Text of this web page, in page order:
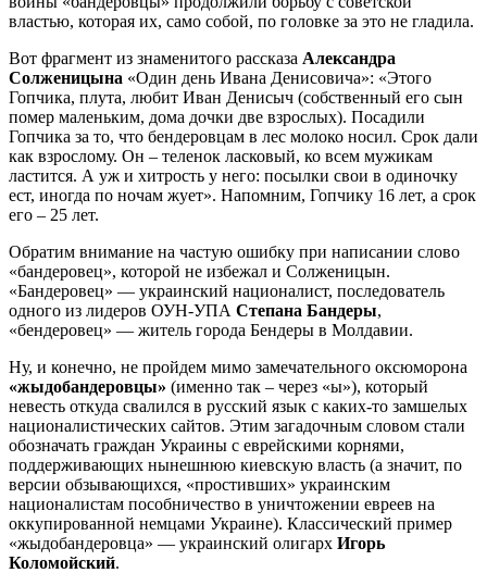
властью, которая их, само собой, по головке за это не гладила.
Вот фрагмент из знаменитого рассказа Александра
Солженицына «Один день Ивана Денисовича»: «Этого
Гопчика, плута, любит Иван Денисыч (собственный его сын
помер маленьким, дома дочки две взрослых). Посадили
Гопчика за то, что бендеровцам в лес молоко носил. Срок дали
как взрослому. Он – теленок ласковый, ко всем мужикам
ластится. А уж и хитрость у него: посылки свои в одиночку
ест, иногда по ночам жует». Напомним, Гопчику 16 лет, а срок
его – 25 лет.
Обратим внимание на частую ошибку при написании слово
«бандеровец», которой не избежал и Солженицын.
«Бандеровец» — украинский националист, последователь
одного из лидеров ОУН-УПА Степана Бандеры,
«бендеровец» — житель города Бендеры в Молдавии.
Ну, и конечно, не пройдем мимо замечательного оксюморона
«жыдобандеровцы» (именно так – через «ы»), который
невесть откуда свалился в русский язык с каких-то замшелых
националистических сайтов. Этим загадочным словом стали
обозначать граждан Украины с еврейскими корнями,
поддерживающих нынешнюю киевскую власть (а значит, по
версии обзывающихся, «простивших» украинским
националистам пособничество в уничтожении евреев на
оккупированной немцами Украине). Классический пример
«жыдобандеровца» — украинский олигарх Игорь
Коломойский.